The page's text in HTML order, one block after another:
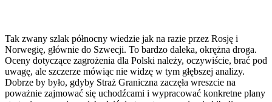
Tak zwany szlak północny wiedzie jak na razie przez Rosję i
Norwegię, głównie do Szwecji. To bardzo daleka, okrężna droga.
Oceny dotyczące zagrożenia dla Polski należy, oczywiście, brać pod
uwagę, ale szczerze mówiąc nie widzę w tym głębszej analizy.
Dobrze by było, gdyby Straż Graniczna zaczęła wreszcie na
poważnie zajmować się uchodźcami i wypracować konkretne plany